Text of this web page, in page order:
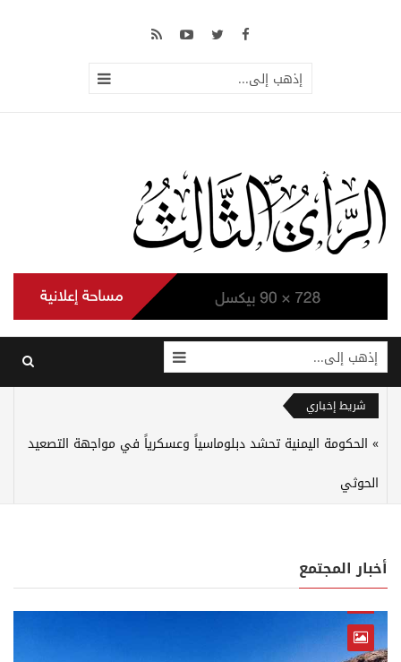
إذهب إلى...
إذهب إلى...
شريط إخباري
الحكومة اليمنية تحشد دبلوماسياً وعسكرياً في مواجهة التصعيد
الحوثي
أخبار المجتمع